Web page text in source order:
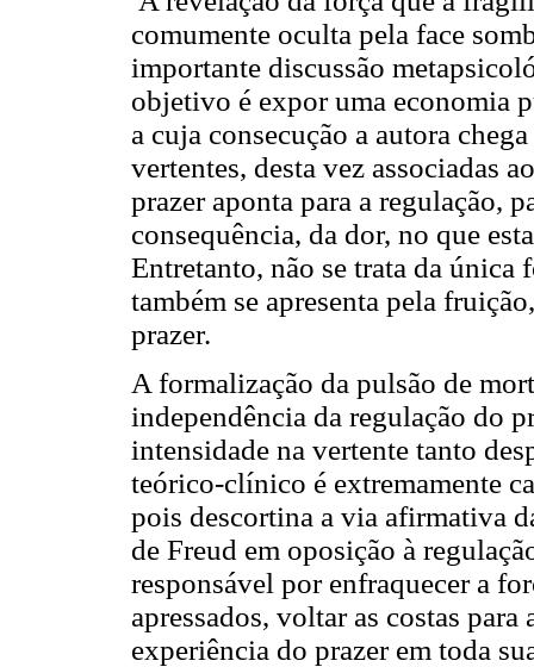
comumente oculta pela face
importante discussão
objetivo é expor uma economia
a cuja consecução a autora
vertentes, desta vez associadas
prazer aponta para a regulação,
consequência, da dor, no que
Entretanto, não se trata da única
também se apresenta pela
prazer.
A formalização da pulsão de
independência da regulação do
intensidade na vertente tanto
teórico-clínico é extremamente
pois descortina a via afirmativa
de Freud em oposição à
responsável por enfraquecer a
apressados, voltar as costas
experiência do prazer em toda